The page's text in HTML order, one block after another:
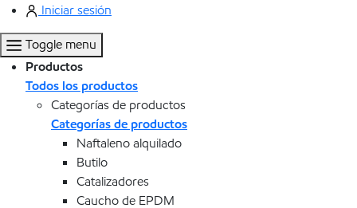
Iniciar sesión
Toggle menu
Productos
Todos los productos
Categorías de productos
Categorías de productos
Naftaleno alquilado
Butilo
Catalizadores
Caucho de EPDM